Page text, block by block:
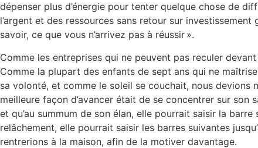
dépenser plus d’énergie pour tenter quelque chose de
l’argent et des ressources sans retour sur
savoir, ce que vous n’arrivez pas à réussir ».
Comme les entreprises qui ne peuvent pas reculer
Comme la plupart des enfants de sept ans qui ne
sa volonté, et comme le soleil se couchait, nous devions
meilleure façon d’avancer était de se concentrer sur son
et qu’au summum de son élan, elle pourrait saisir la
relâchement, elle pourrait saisir les barres suivantes
rentrerions à la maison, afin de la motiver davantage.